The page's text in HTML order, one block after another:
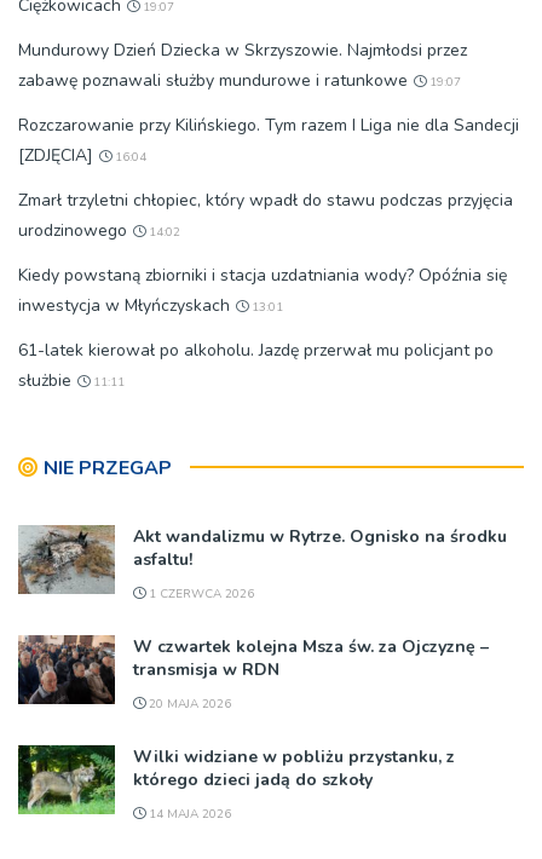
Ciężkowicach
19:07
Mundurowy Dzień Dziecka w Skrzyszowie. Najmłodsi przez
zabawę poznawali służby mundurowe i ratunkowe
19:07
Rozczarowanie przy Kilińskiego. Tym razem I Liga nie dla Sandecji
[ZDJĘCIA]
16:04
Zmarł trzyletni chłopiec, który wpadł do stawu podczas przyjęcia
urodzinowego
14:02
Kiedy powstaną zbiorniki i stacja uzdatniania wody? Opóźnia się
inwestycja w Młyńczyskach
13:01
61-latek kierował po alkoholu. Jazdę przerwał mu policjant po
służbie
11:11
NIE PRZEGAP
Akt wandalizmu w Rytrze. Ognisko na środku
asfaltu!
1 CZERWCA 2026
W czwartek kolejna Msza św. za Ojczyznę –
transmisja w RDN
20 MAJA 2026
Wilki widziane w pobliżu przystanku, z
którego dzieci jadą do szkoły
14 MAJA 2026